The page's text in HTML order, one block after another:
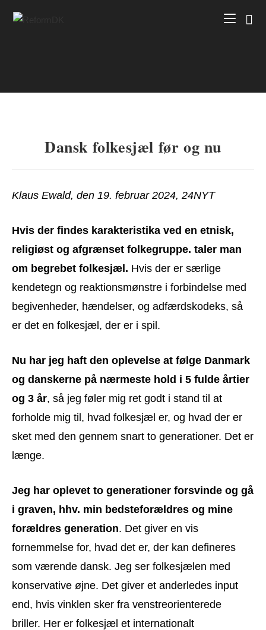
Dansk folkesjæl før og nu
Klaus Ewald, den 19. februar 2024, 24NYT
Hvis der findes karakteristika ved en etnisk,
religiøst og afgrænset folkegruppe. taler man
om begrebet folkesjæl. Hvis der er særlige
kendetegn og reaktionsmønstre i forbindelse med
begivenheder, hændelser, og adfærdskodeks, så
er det en folkesjæl, der er i spil.
Nu har jeg haft den oplevelse at følge Danmark
og danskerne på nærmeste hold i 5 fulde årtier
og 3 år, så jeg føler mig ret godt i stand til at
forholde mig til, hvad folkesjæl er, og hvad der er
sket med den gennem snart to generationer. Det er
længe.
Jeg har oplevet to generationer forsvinde og gå
i graven, hhv. min bedsteforældres og mine
forældres generation. Det giver en vis
fornemmelse for, hvad det er, der kan defineres
som værende dansk. Jeg ser folkesjælen med
konservative øjne. Det giver et anderledes input
end, hvis vinklen sker fra venstreorienterede
briller. Her er folkesjæl et internationalt